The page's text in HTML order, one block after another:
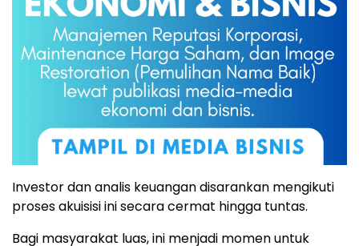
Investor dan analis keuangan disarankan mengikuti
proses akuisisi ini secara cermat hingga tuntas.
Bagi masyarakat luas, ini menjadi momen untuk